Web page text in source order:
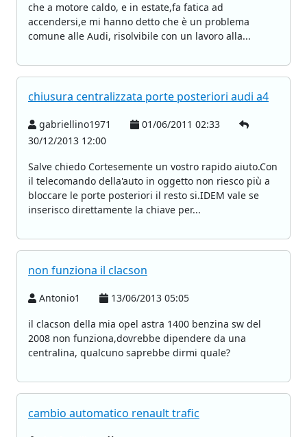
che a motore caldo, e in estate,fa fatica ad
accendersi,e mi hanno detto che è un problema
comune alle Audi, risolvibile con un lavoro alla...
chiusura centralizzata porte posteriori audi a4
gabriellino1971
01/06/2011 02:33
30/12/2013 12:00
Salve chiedo Cortesemente un vostro rapido aiuto.Con
il telecomando della'auto in oggetto non riesco più a
bloccare le porte posteriori il resto si.IDEM vale se
inserisco direttamente la chiave per...
non funziona il clacson
Antonio1
13/06/2013 05:05
il clacson della mia opel astra 1400 benzina sw del
2008 non funziona,dovrebbe dipendere da una
centralina, qualcuno saprebbe dirmi quale?
cambio automatico renault trafic